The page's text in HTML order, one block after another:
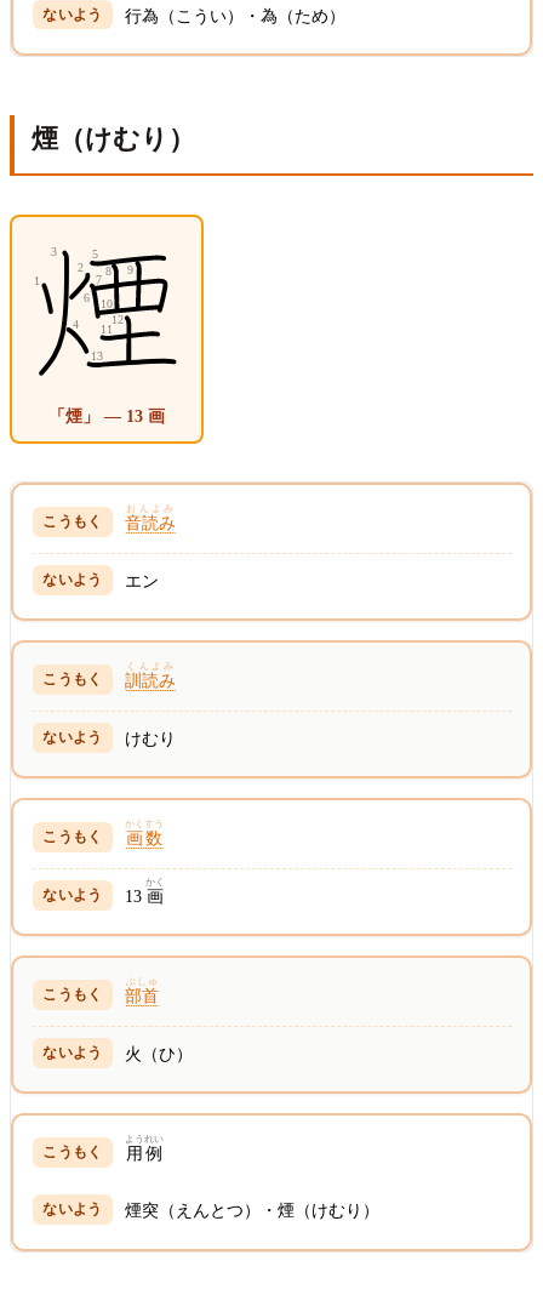
行為（こうい）・為（ため）
煙（けむり）
「煙」 — 13 画
音読み
おんよみ
エン
訓読み
くんよみ
けむり
画数
かくすう
13 画
かく
部首
ぶしゅ
火（ひ）
用例
ようれい
煙突（えんとつ）・煙（けむり）